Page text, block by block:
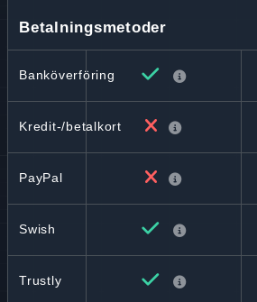
Betalningsmetoder
Banköverföring
Kredit-/betalkort
PayPal
Swish
Trustly